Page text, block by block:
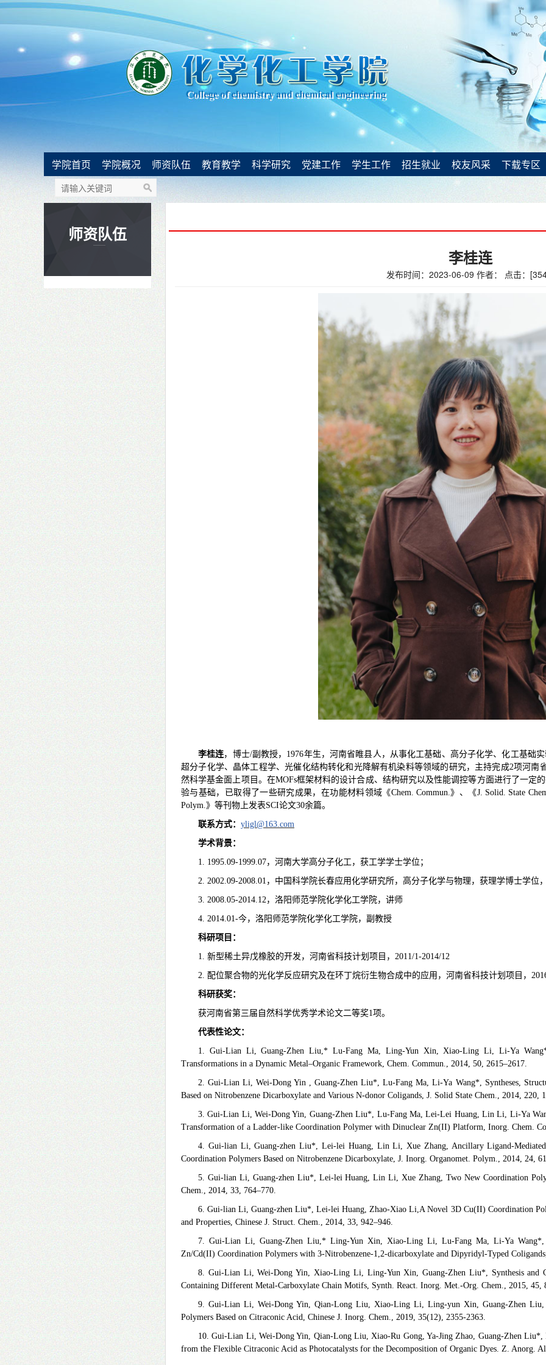
学院首页 学院概况 师资队伍 教育教学 科学研究 党建工作 学生工作 招生就业 校友风采 下载专区
师资队伍
李桂连
发布时间：2023-06-09 作者： 点击：[
李桂连，博士/副教授， 1976年生，河南省睢县人，从事化工基础、高分子化学、化工基础
超分子化学、晶体工程学、光催化结构转化和光降解有机染料等领域的研究，主持完成2项河南
然科学基金面上项目。在MOFs框架材料的设计合成、结构研究以及性能调控等方面进行了一定
验与基础，已取得了一些研究成果，在功能材料领域《Chem. Commun.》、《J. Solid. State
Polym. 》等刊物上发表SCI论文30余篇。
联系方式： yligl@163.com
学术背景：
1. 1995.09-1999.07，河南大学高分子化工，获工学学士学位；
2. 2002.09-2008.01 ，中国科学院长春应用化学研究所，高分子化学与物理，获理学博士学位
3. 2008.05-2014.12 ，洛阳师范学院化学化工学院，讲师
4. 2014.01-今，洛阳师范学院化学化工学院，副教授
科研项目：
1. 新型稀土异戊橡胶的开发，河南省科技计划项目， 2011/1-2014/12
2. 配位聚合物的光化学反应研究及在环丁烷衍生物合成中的应用，河南省科技计划项目，
科研获奖：
获河南省第三届自然科学优秀学术论文二等奖1项。
代表性论文：
1. Gui-Lian Li, Guang-Zhen Liu,* Lu-Fang Ma, Ling-Yun Xin, Xiao-Ling Li, Li-Ya
Transformations in a Dynamic Metal–Organic Framework, Chem. Commun., 2014, 50, 2615–2617.
2. Gui-Lian Li, Wei-Dong Yin , Guang-Zhen Liu*, Lu-Fang Ma, Li-Ya Wang*, Syntheses,
Based on Nitrobenzene Dicarboxylate and Various N-donor Coligands, J. Solid State Chem., 2014, 220,
3. Gui-Lian Li, Wei-Dong Yin, Guang-Zhen Liu*, Lu-Fang Ma, Lei-Lei Huang, Lin Li, Li-Ya
Transformation of a Ladder-like Coordination Polymer with Dinuclear Zn(II) Platform, Inorg. Chem.
4. Gui-lian Li, Guang-zhen Liu*, Lei-lei Huang, Lin Li, Xue Zhang, Ancillary Ligand-Mediated
Coordination Polymers Based on Nitrobenzene Dicarboxylate, J. Inorg. Organomet. Polym., 2014, 24,
5. Gui-lian Li, Guang-zhen Liu*, Lei-lei Huang, Lin Li, Xue Zhang, Two New Coordination
Chem., 2014, 33, 764–770.
6. Gui-lian Li, Guang-zhen Liu*, Lei-lei Huang, Zhao-Xiao Li,A Novel 3D Cu(II) Coordination
and Properties, Chinese J. Struct. Chem., 2014, 33, 942–946.
7. Gui-Lian Li, Guang-Zhen Liu,* Ling-Yun Xin, Xiao-Ling Li, Lu-Fang Ma, Li-Ya Wang*,
Zn/Cd(II) Coordination Polymers with 3-Nitrobenzene-1,2-dicarboxylate and Dipyridyl-Typed
8. Gui-Lian Li, Wei-Dong Yin, Xiao-Ling Li, Ling-Yun Xin, Guang-Zhen Liu*, Synthesis and
Containing Different Metal-Carboxylate Chain Motifs, Synth. React. Inorg. Met.-Org. Chem., 2015, 45,
9. Gui-Lian Li, Wei-Dong Yin, Qian-Long Liu, Xiao-Ling Li, Ling-yun Xin, Guang-Zhen Liu,
Polymers Based on Citraconic Acid, Chinese J. Inorg. Chem., 2019, 35(12), 2355-2363.
10. Gui-Lian Li, Wei-Dong Yin, Qian-Long Liu, Xiao-Ru Gong, Ya-Jing Zhao, Guang-Zhen
from the Flexible Citraconic Acid as Photocatalysts for the Decomposition of Organic Dyes. Z. Anorg.